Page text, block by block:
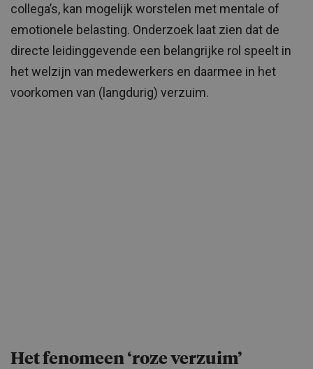
collega’s, kan mogelijk worstelen met mentale of
emotionele belasting. Onderzoek laat zien dat de
directe leidinggevende een belangrijke rol speelt in
het welzijn van medewerkers en daarmee in het
voorkomen van (langdurig) verzuim.
Het fenomeen ‘roze verzuim’